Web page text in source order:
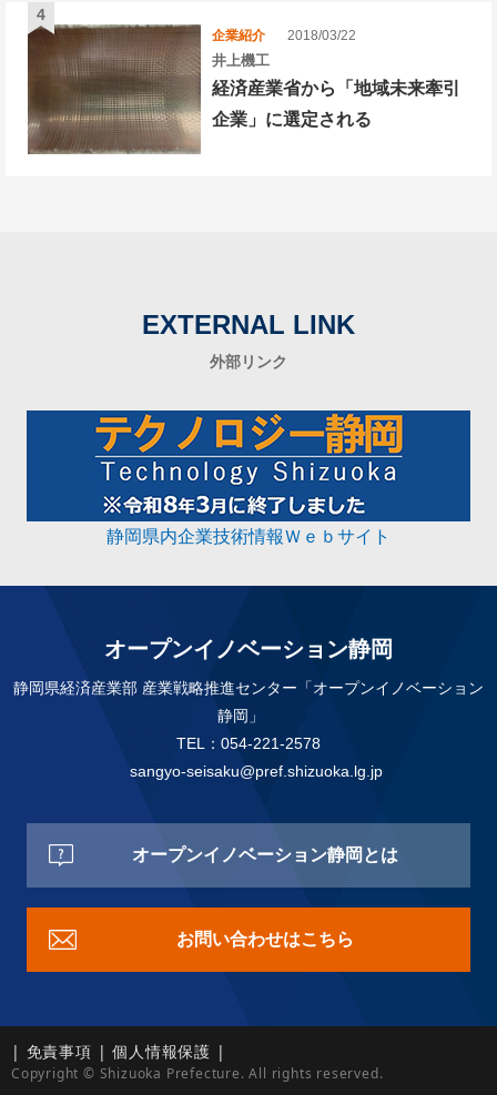
企業紹介 2018/03/22
井上機工
経済産業省から「地域未来牽引
企業」に選定される
EXTERNAL LINK
外部リンク
静岡県内企業技術情報Ｗｅｂサイト
オープンイノベーション静岡
静岡県経済産業部 産業戦略推進センター「オープンイノベーション
静岡」
TEL：054-221-2578
sangyo-seisaku@pref.shizuoka.lg.jp
オープンイノベーション静岡とは
お問い合わせはこちら
| 免責事項 | 個人情報保護 |
Copyright © Shizuoka Prefecture. All rights reserved.